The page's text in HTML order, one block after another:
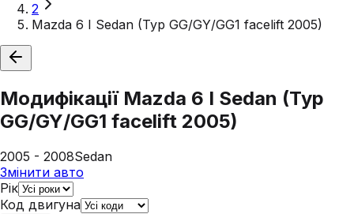
2
Mazda 6 I Sedan (Typ GG/GY/GG1 facelift 2005)
Модифікації Mazda 6 I Sedan (Typ
GG/GY/GG1 facelift 2005)
2005 - 2008Sedan
Змінити авто
Рік
Код двигуна